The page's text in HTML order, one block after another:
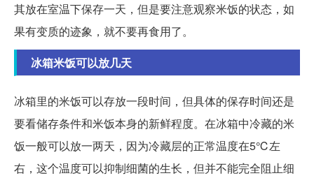
其放在室温下保存一天，但是要注意观察米饭的状态，如
果有变质的迹象，就不要再食用了。
冰箱米饭可以放几天
冰箱里的米饭可以存放一段时间，但具体的保存时间还是
要看储存条件和米饭本身的新鲜程度。在冰箱中冷藏的米
饭一般可以放一两天，因为冷藏层的正常温度在5℃左
右，这个温度可以抑制细菌的生长，但并不能完全阻止细